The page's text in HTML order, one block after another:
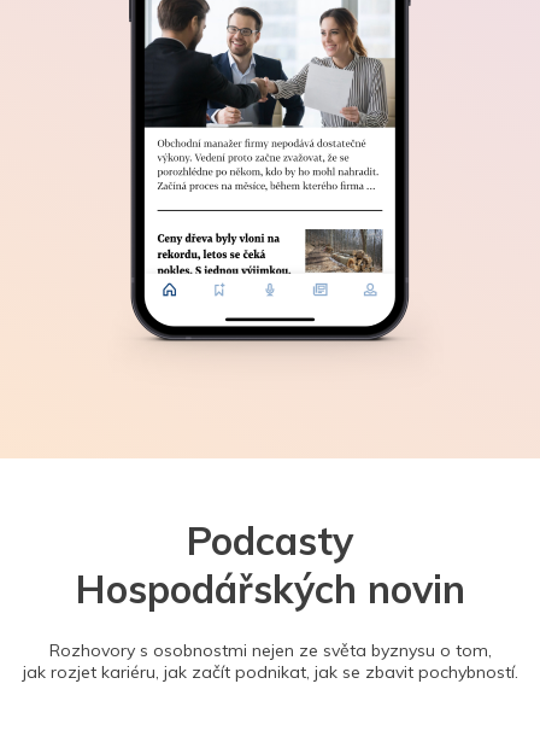
Podcasty
Hospodářských novin
Rozhovory s osobnostmi nejen ze světa byznysu o tom,
jak rozjet kariéru, jak začít podnikat, jak se zbavit pochybností.